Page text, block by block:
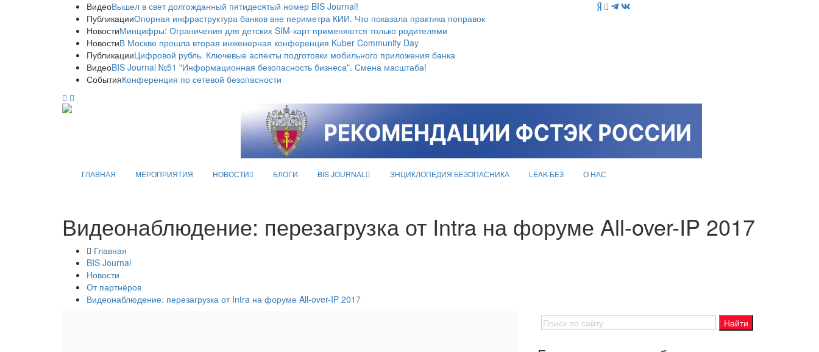
ВидеоВышел в свет долгожданный пятидесятый номер BIS Journal!
ПубликацииОпорная инфраструктура банков вне периметра КИИ. Что показала практика поправок
НовостиМинцифры: Ограничения для детских SIM-карт применяются только родителями
НовостиВ Москве прошла вторая инженерная конференция Kuber Community Day
ПубликацииЦифровой рубль. Ключевые аспекты подготовки мобильного приложения банка
ВидеоBIS Journal №51 "Информационная безопасность бизнеса". Смена масштаба!
СобытияКонференция по сетевой безопасности
ГЛАВНАЯ МЕРОПРИЯТИЯ НОВОСТИ БЛОГИ BIS JOURNAL ЭНЦИКЛОПЕДИЯ БЕЗОПАСНИКА LEAK-БЕЗ О НАС
Видеонаблюдение: перезагрузка от Intra на форуме All-over-IP 2017
Главная
BIS Journal
Новости
От партнёров
Видеонаблюдение: перезагрузка от Intra на форуме All-over-IP 2017